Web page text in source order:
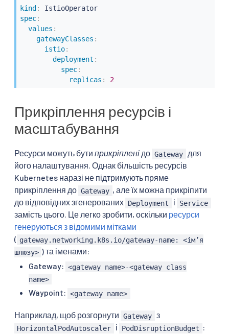
kind :
IstioOperator
spec:
values :
gatewayClasses :
istio:
deployment :
spec:
replicas : 2
Прикріплення ресурсів і
масштабування
Ресурси можуть бути прикріплені до Gateway
для
його налаштування. Однак більшість ресурсів
Kubernetes наразі не підтримують пряме
прикріплення до Gateway , але їх можна прикріпити
до відповідних згенерованих Deployment і Service
замість цього. Це легко зробити, оскільки ресурси
генеруються з відомими мітками
( gateway.networking.k8s.io/gateway-name: <імʼя
шлюзу> ) та іменами:
Gateway: <gateway name>-<gateway class
name>
Waypoint: <gateway name>
Наприклад, щоб розгорнути Gateway з
HorizontalPodAutoscaler і PodDisruptionBudget :